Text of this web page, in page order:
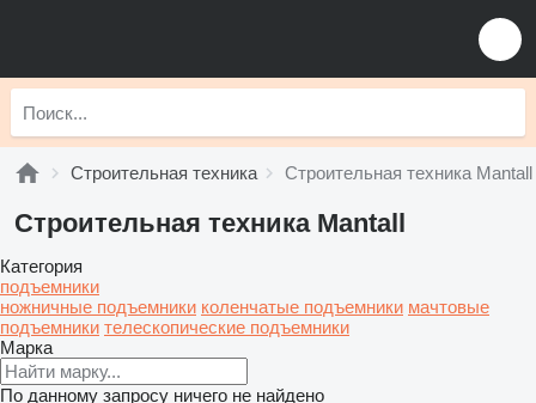
Строительная техника Строительная техника Mantall
Строительная техника Mantall
Категория
подъемники
ножничные подъемники коленчатые подъемники мачтовые
подъемники телескопические подъемники
Марка
По данному запросу ничего не найдено